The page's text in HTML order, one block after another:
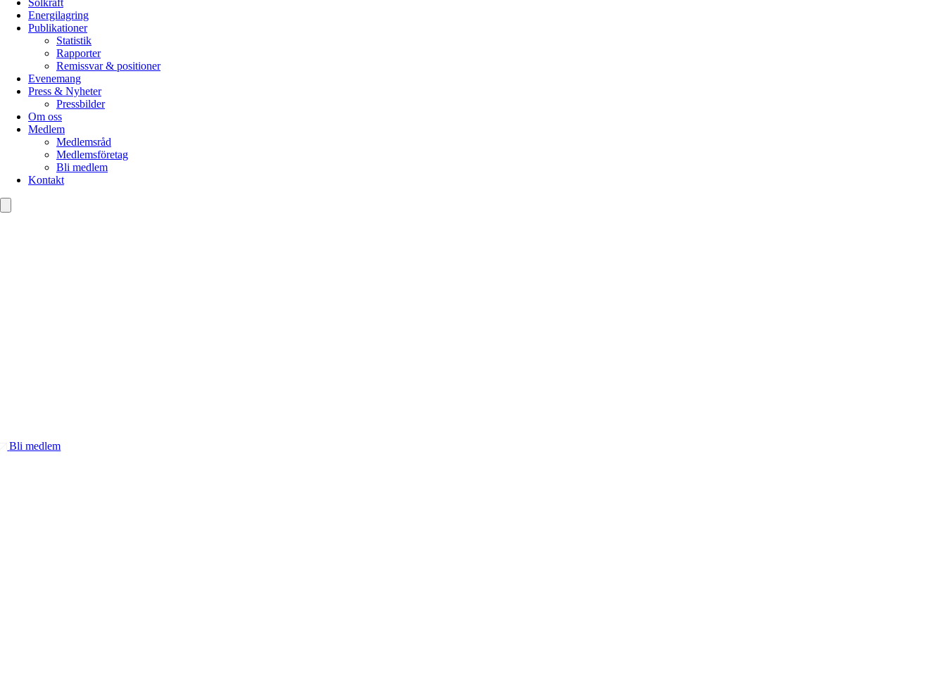
Solkraft
Energilagring
Publikationer
Statistik
Rapporter
Remissvar & positioner
Evenemang
Press & Nyheter
Pressbilder
Om oss
Medlem
Medlemsråd
Medlemsföretag
Bli medlem
Kontakt
Bli medlem